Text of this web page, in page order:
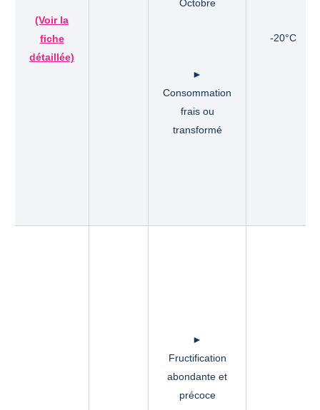
(Voir la
fiche
détaillée)
Octobre
►
Consommation
frais ou
transformé
-20°C
►
Fructification
abondante et
précoce